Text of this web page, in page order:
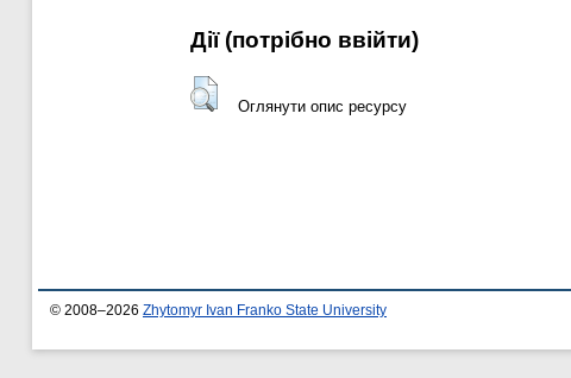
Дії ​​(потрібно ввійти)
Оглянути опис ресурсу
© 2008–2026 Zhytomyr Ivan Franko State University